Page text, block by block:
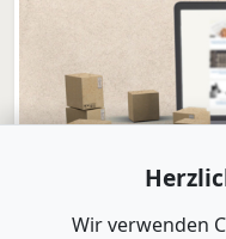
Wir verwenden